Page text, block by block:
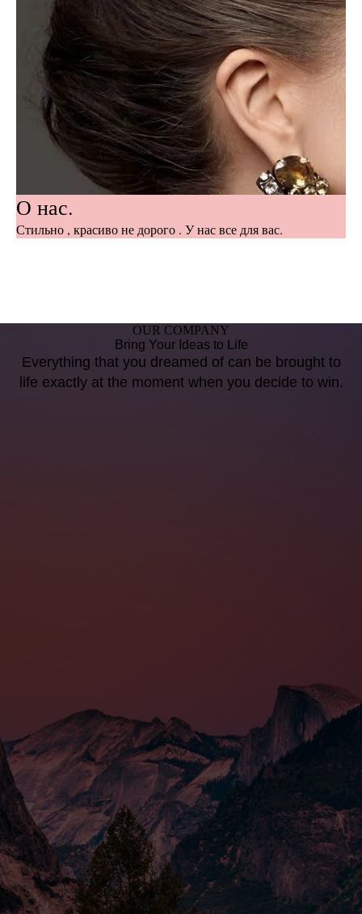
О нас.
Стильно , красиво не дорого . У нас все для вас.
OUR COMPANY
Bring Your Ideas to Life
Everything that you dreamed of can be brought to
life exactly at the moment when you decide to win.